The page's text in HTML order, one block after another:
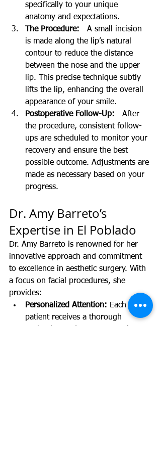
specifically to your unique
anatomy and expectations.
The Procedure: A small incision
is made along the lip’s natural
contour to reduce the distance
between the nose and the upper
lip. This precise technique subtly
lifts the lip, enhancing the overall
appearance of your smile.
Postoperative Follow-Up: After
the procedure, consistent follow-
ups are scheduled to monitor your
recovery and ensure the best
possible outcome. Adjustments are
made as necessary based on your
progress.
Dr. Amy Barreto’s
Expertise in El Poblado
Dr. Amy Barreto is renowned for her
innovative approach and commitment
to excellence in aesthetic surgery. With
a focus on facial procedures, she
provides:
Personalized Attention: Each
patient receives a thorough